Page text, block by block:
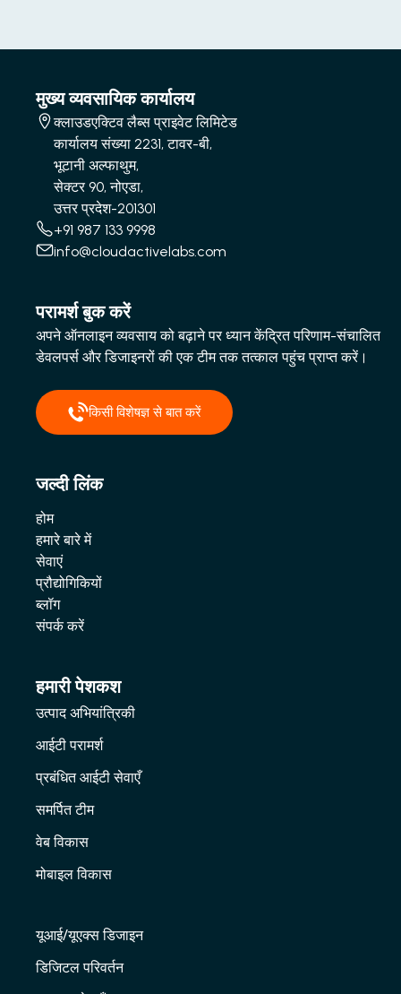
मुख्य व्यवसायिक कार्यालय
क्लाउडएक्टिव लैब्स प्राइवेट लिमिटेड
कार्यालय संख्या 2231, टावर-बी,
भूटानी अल्फाथुम,
सेक्टर 90, नोएडा,
उत्तर प्रदेश-201301
+91 987 133 9998
info@cloudactivelabs.com
परामर्श बुक करें
अपने ऑनलाइन व्यवसाय को बढ़ाने पर ध्यान केंद्रित परिणाम-संचालित
डेवलपर्स और डिजाइनरों की एक टीम तक तत्काल पहुंच प्राप्त करें।
किसी विशेषज्ञ से बात करें
जल्दी लिंक
होम
हमारे बारे में
सेवाएं
प्रौद्योगिकियों
ब्लॉग
संपर्क करें
हमारी पेशकश
उत्पाद अभियांत्रिकी
आईटी परामर्श
प्रबंधित आईटी सेवाएँ
समर्पित टीम
वेब विकास
मोबाइल विकास
यूआई/यूएक्स डिजाइन
डिजिटल परिवर्तन